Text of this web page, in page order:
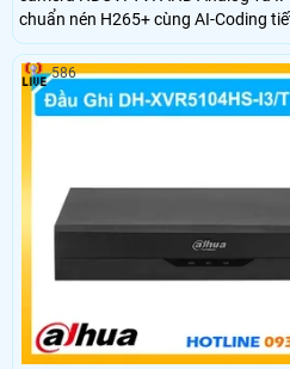
chuẩn nén H265+ cùng AI-Coding
lượng lưu trữ mạnh mẽ ghi hình 5M-
với khung hình mượt mà hỗ trợ
băng thông 64Mbps kết nối tối đa 12
hỗ trợ âm thanh hai chiều ổ cứng
586